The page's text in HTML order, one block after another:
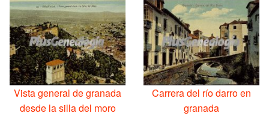
Vista general de granada
desde la silla del moro
Carrera del río darro en
granada